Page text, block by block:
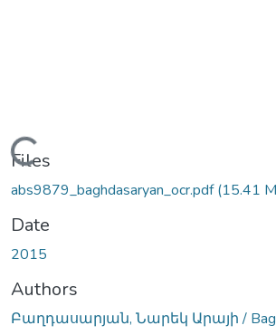
Loading...
Files
abs9879_baghdasaryan_ocr.pdf(15.41
Date
2015
Authors
Բաղդասարյան, Նարեկ Արայի /